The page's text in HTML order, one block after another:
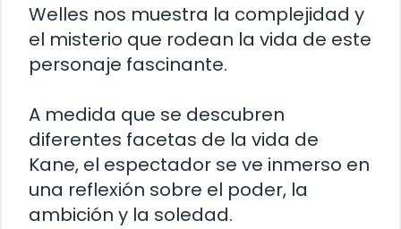
Welles nos muestra la complejidad y
el misterio que rodean la vida de este
personaje fascinante.
A medida que se descubren
diferentes facetas de la vida de
Kane, el espectador se ve inmerso en
una reflexión sobre el poder, la
ambición y la soledad.